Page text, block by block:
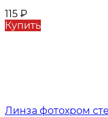
115 ₽
Купить
Линза фотохром